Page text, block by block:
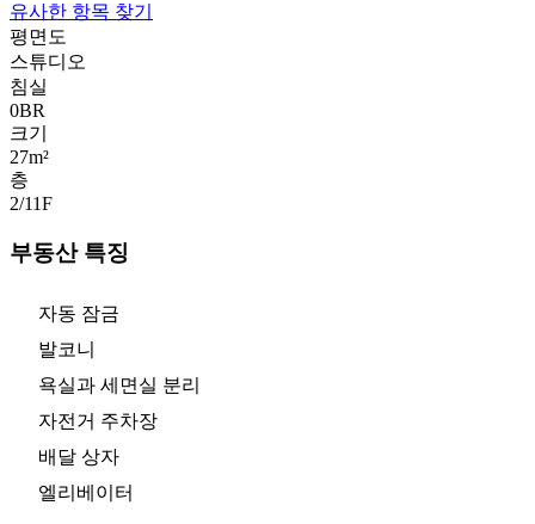
유사한 항목 찾기
평면도
스튜디오
침실
0BR
크기
27m²
층
2/11F
부동산 특징
자동 잠금
발코니
욕실과 세면실 분리
자전거 주차장
배달 상자
엘리베이터